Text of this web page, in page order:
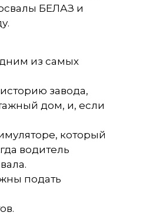
БЕЛАЗ и
из самых
завода,
дом, и, если
который
водитель
подать